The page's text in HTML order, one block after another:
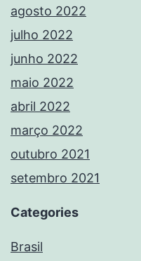
agosto 2022
julho 2022
junho 2022
maio 2022
abril 2022
março 2022
outubro 2021
setembro 2021
Categories
Brasil